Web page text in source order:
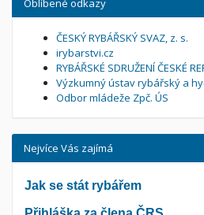
Oblíbené odkazy
ČESKÝ RYBÁŘSKÝ SVAZ, z. s.
irybarstvi.cz
RYBÁŘSKÉ SDRUŽENÍ ČESKÉ
Výzkumný ústav rybářský a
Odbor mládeže Zpč. ÚS
Nejvíce Vás zajímá
Jak se stát rybářem